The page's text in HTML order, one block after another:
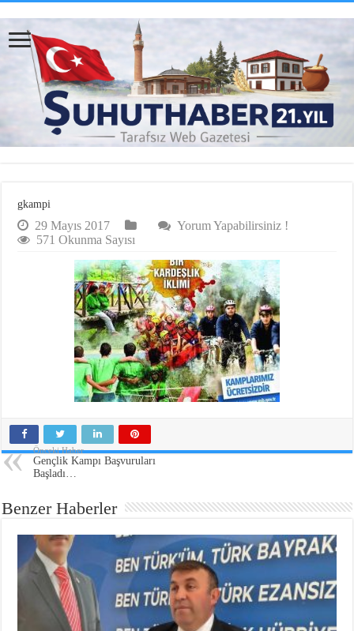
gkampi
29 Mayıs 2017
Yorum Yapabilirsiniz !
571 Okunma Sayısı
Önceki Haber
Gençlik Kampı Başvuruları
Başladı…
Benzer Haberler